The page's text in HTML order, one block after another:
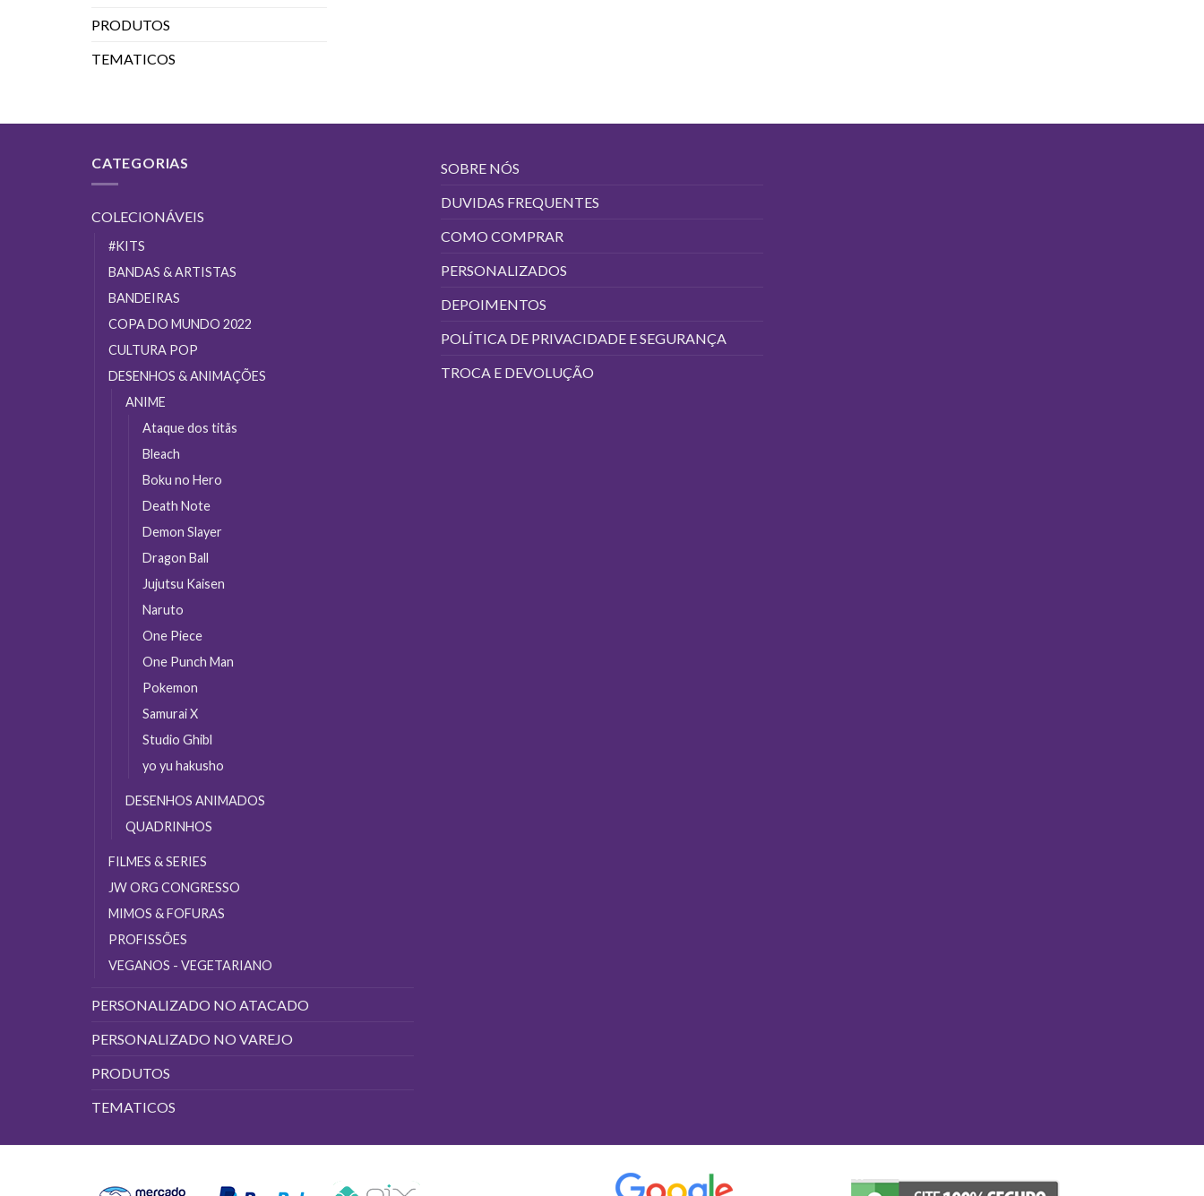
PRODUTOS
TEMATICOS
CATEGORIAS
COLECIONÁVEIS
#KITS
BANDAS & ARTISTAS
BANDEIRAS
COPA DO MUNDO 2022
CULTURA POP
DESENHOS & ANIMAÇÕES
ANIME
Ataque dos titãs
Bleach
Boku no Hero
Death Note
Demon Slayer
Dragon Ball
Jujutsu Kaisen
Naruto
One Piece
One Punch Man
Pokemon
Samurai X
Studio Ghibl
yo yu hakusho
DESENHOS ANIMADOS
QUADRINHOS
FILMES & SERIES
JW ORG CONGRESSO
MIMOS & FOFURAS
PROFISSÕES
VEGANOS - VEGETARIANO
PERSONALIZADO NO ATACADO
PERSONALIZADO NO VAREJO
PRODUTOS
TEMATICOS
SOBRE NÓS
DUVIDAS FREQUENTES
COMO COMPRAR
PERSONALIZADOS
DEPOIMENTOS
POLÍTICA DE PRIVACIDADE E SEGURANÇA
TROCA E DEVOLUÇÃO